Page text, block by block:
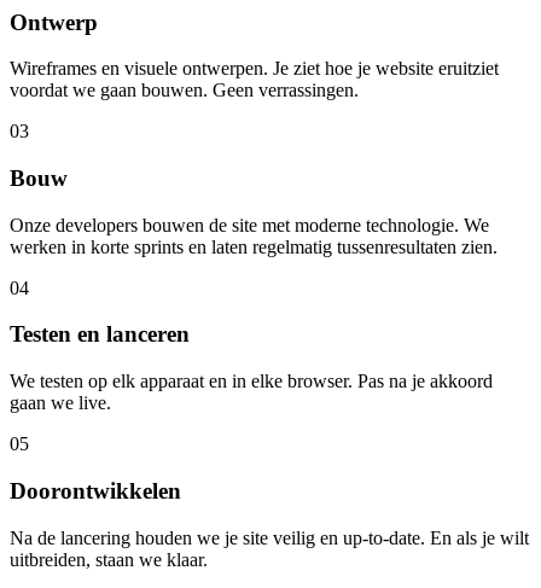
Ontwerp
Wireframes en visuele ontwerpen. Je ziet hoe je website eruitziet
voordat we gaan bouwen. Geen verrassingen.
03
Bouw
Onze developers bouwen de site met moderne technologie. We
werken in korte sprints en laten regelmatig tussenresultaten zien.
04
Testen en lanceren
We testen op elk apparaat en in elke browser. Pas na je akkoord
gaan we live.
05
Doorontwikkelen
Na de lancering houden we je site veilig en up-to-date. En als je wilt
uitbreiden, staan we klaar.